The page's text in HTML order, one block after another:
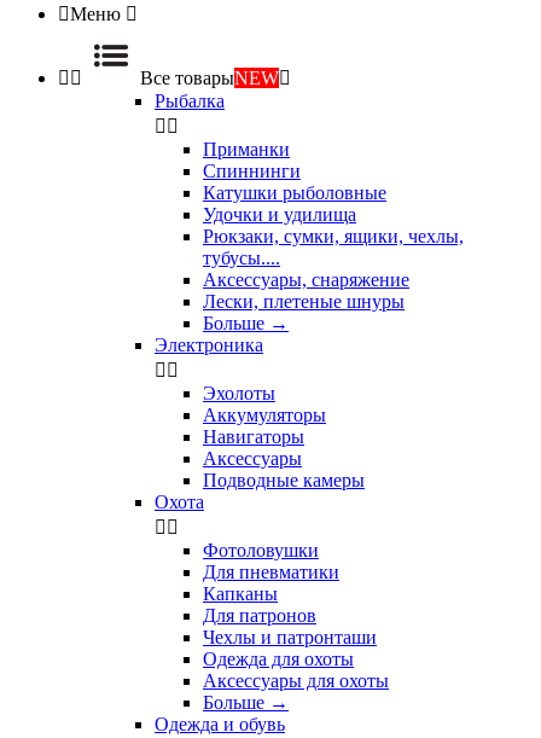
Меню 
  Все товарыNEW
Рыбалка
 
Приманки
Спиннинги
Катушки рыболовные
Удочки и удилища
Рюкзаки, сумки, ящики, чехлы,
тубусы....
Аксессуары, снаряжение
Лески, плетеные шнуры
Больше →
Электроника
 
Эхолоты
Аккумуляторы
Навигаторы
Аксессуары
Подводные камеры
Охота
 
Фотоловушки
Для пневматики
Капканы
Для патронов
Чехлы и патронташи
Одежда для охоты
Аксессуары для охоты
Больше →
Одежда и обувь